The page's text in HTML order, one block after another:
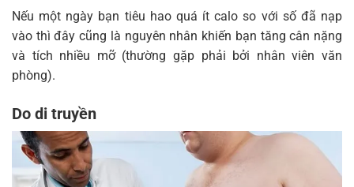
Nếu một ngày bạn tiêu hao quá ít calo so với số đã nạp
vào thì đây cũng là nguyên nhân khiến bạn tăng cân nặng
và tích nhiều mỡ (thường gặp phải bởi nhân viên văn
phòng).
Do di truyền